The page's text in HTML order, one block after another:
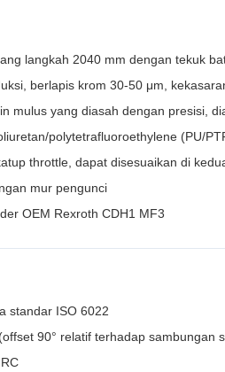
langkah 2040 mm dengan tekuk
berlapis krom 30-50 μm,
mulus yang diasah dengan presisi,
polytetrafluoroethylene (PU/
throttle, dapat disesuaikan di
mur pengunci
OEM Rexroth CDH1 MF3
standar ISO 6022
90° relatif terhadap sambungan